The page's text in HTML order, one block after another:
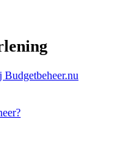
Budgetbeheer.nu